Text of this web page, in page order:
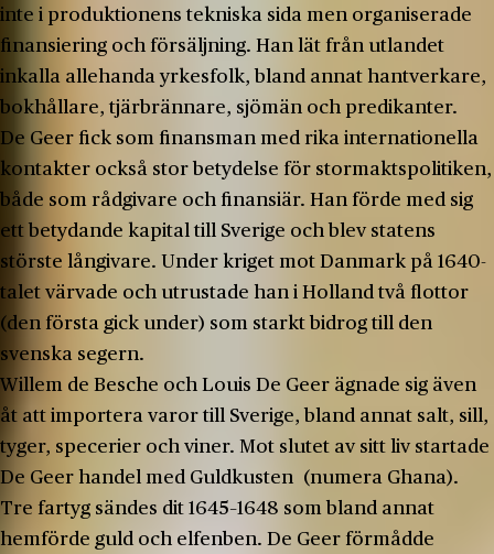
inte i produktionens tekniska sida men organiserade
finansiering och försäljning. Han lät från utlandet
inkalla allehanda yrkesfolk, bland annat hantverkare,
bokhållare, tjärbrännare, sjömän och predikanter.
De Geer fick som finansman med rika internationella
kontakter också stor betydelse för stormaktspolitiken,
både som rådgivare och finansiär. Han förde med sig
ett betydande kapital till Sverige och blev statens
störste långivare. Under kriget mot Danmark på 1640-
talet värvade och utrustade han i Holland två flottor
(den första gick under) som starkt bidrog till den
svenska segern.
Willem de Besche och Louis De Geer ägnade sig även
åt att importera varor till Sverige, bland annat salt, sill,
tyger, specerier och viner. Mot slutet av sitt liv startade
De Geer handel med Guldkusten (numera Ghana).
Tre fartyg sändes dit 1645–1648 som bland annat
hemförde guld och elfenben. De Geer förmådde